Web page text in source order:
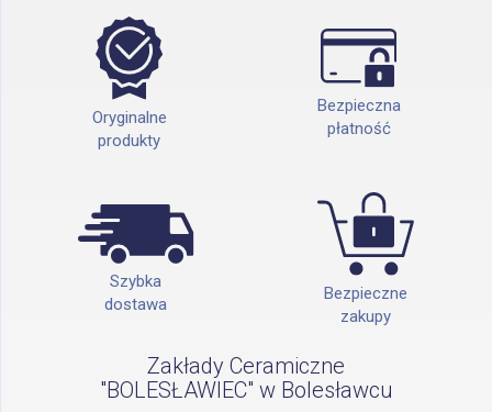
Oryginalne
produkty
Bezpieczna
płatność
Szybka
dostawa
Bezpieczne
zakupy
Zakłady Ceramiczne
"BOLESŁAWIEC" w Bolesławcu